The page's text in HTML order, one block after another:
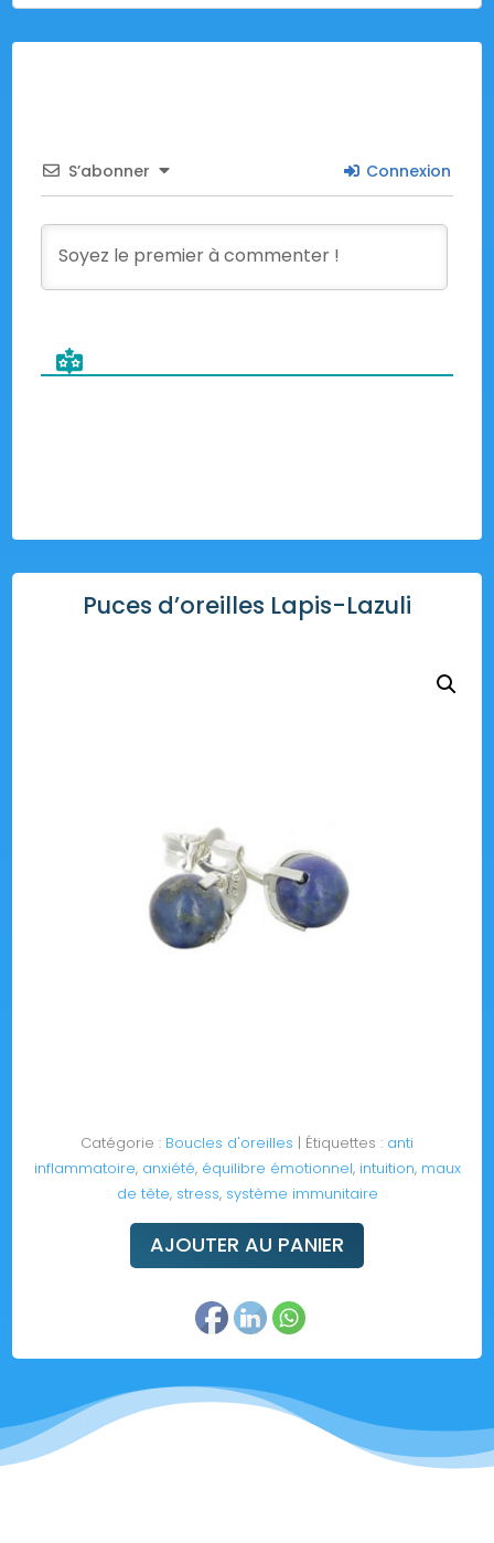
S’abonner Connexion
Puces d’oreilles Lapis-Lazuli
Catégorie : Boucles d'oreilles Étiquettes : anti
inflammatoire, anxiété, équilibre émotionnel, intuition, maux
de tête, stress, système immunitaire
AJOUTER AU PANIER